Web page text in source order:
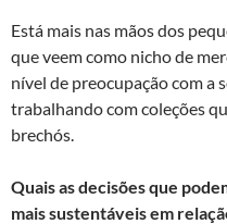
Está mais nas mãos dos
que veem como nicho de
nível de preocupação com a
trabalhando com coleções
brechós.
Quais as decisões que
mais sustentáveis em